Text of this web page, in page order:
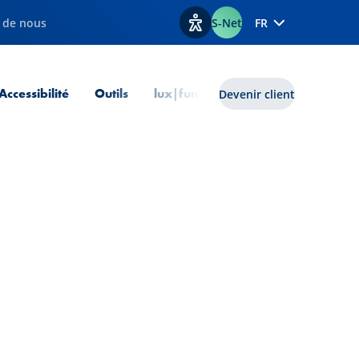
nous Afficher les options
S-Net FR
courante Outils lux|funds Devenir client